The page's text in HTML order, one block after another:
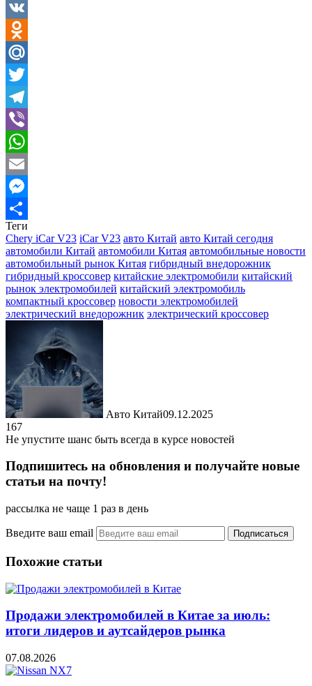
Facebook
VK
Odnoklassniki
Mail.Ru
Twitter
Telegram
Viber
WhatsApp
Email
Messenger
Отправить
Теги
Chery iCar V23 iCar V23 авто Китай авто Китай сегодня
автомобили Китай автомобили Китая автомобильные новости
автомобильный рынок Китая гибридный внедорожник
гибридный кроссовер китайские электромобили китайский
рынок электромобилей китайский электромобиль
компактный кроссовер новости электромобилей
электрический внедорожник электрический кроссовер
Авто Китай09.12.2025
167
Не упустите шанс быть всегда в курсе новостей
Подпишитесь на обновления и получайте новые
статьи на почту!
рассылка не чаще 1 раз в день
Введите ваш email
Похожие статьи
Продажи электромобилей в Китае за июль:
итоги лидеров и аутсайдеров рынка
07.08.2026